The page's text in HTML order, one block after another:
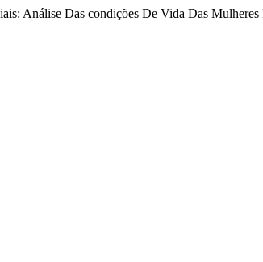
Análise Das condições De Vida Das